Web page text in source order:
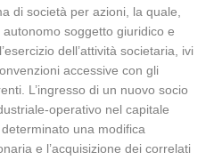
di società per azioni, la quale,
soggetto giuridico e
dell’attività societaria, ivi
accessive con gli
L’ingresso di un nuovo socio
operativo nel capitale
una modifica
e l’acquisizione dei correlati